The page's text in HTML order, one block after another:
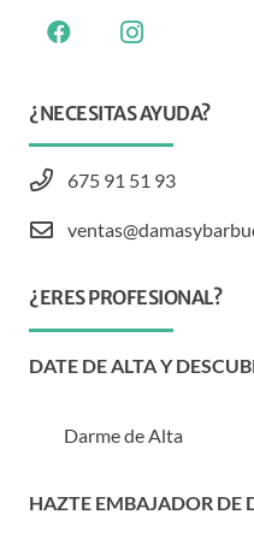
¿NECESITAS AYUDA?
675 91 51 93
¿ERES PROFESIONAL?
DATE DE ALTA Y
Darme de Alta
HAZTE EMBAJADOR DE